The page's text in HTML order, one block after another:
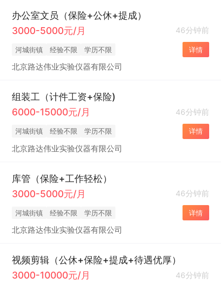
办公室文员（保险+公休+提成）
3000-5000元/月
46分钟前
河城街镇 经验不限 学历不限 详情
北京路达伟业实验仪器有限公司
组装工（计件工资+保险)
6000-15000元/月
46分钟前
河城街镇 经验不限 学历不限 详情
北京路达伟业实验仪器有限公司
库管（保险+工作轻松）
3000-5000元/月
46分钟前
河城街镇 经验不限 学历不限 详情
北京路达伟业实验仪器有限公司
视频剪辑（公休+保险+提成+待遇优厚）
3000-10000元/月
46分钟前